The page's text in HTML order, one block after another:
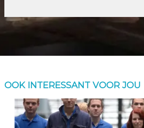
OOK INTERESSANT VOOR JOU